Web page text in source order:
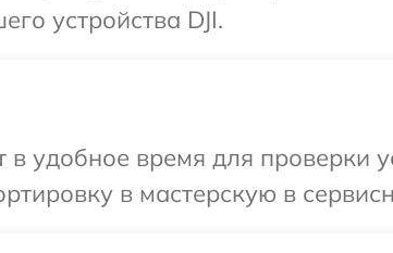
устройства DJI.
удобное время для проверки
в мастерскую в